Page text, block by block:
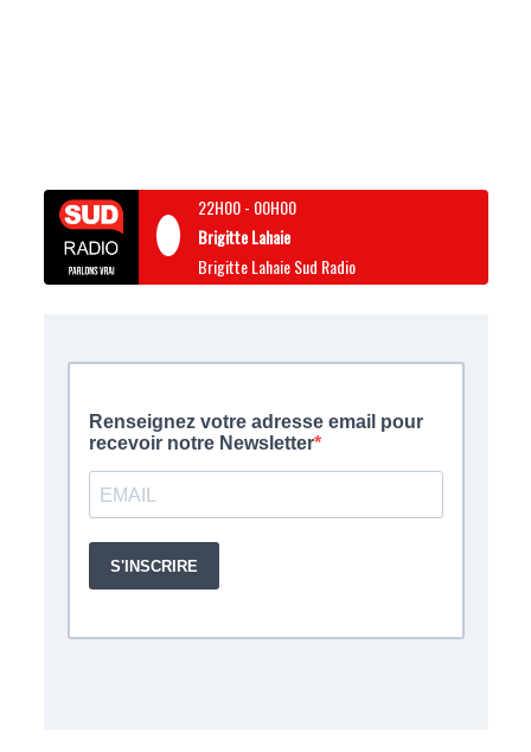
22H00- 00H00
Brigitte Lahaie
Brigitte Lahaie Sud Radio